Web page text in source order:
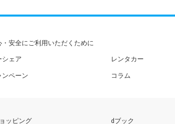
・安全にご利用いただくために
シェア レンタカー
ンペーン コラム
ッピング dブック